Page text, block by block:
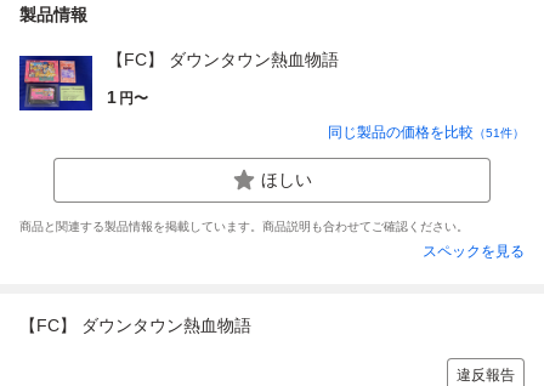
製品情報
【FC】 ダウンタウン熱血物語
1 円〜
同じ製品の価格を比較 （51件）
ほしい
商品と関連する製品情報を掲載しています。商品説明も合わせてご確認ください。
スペックを見る
【FC】 ダウンタウン熱血物語
違反報告